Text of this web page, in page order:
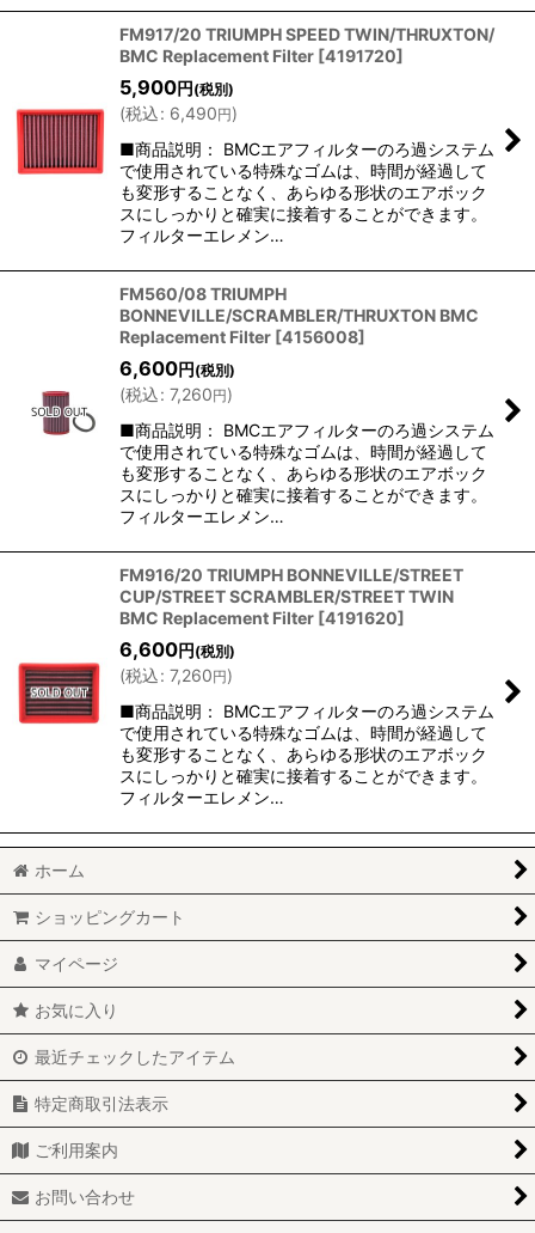
FM917/20 TRIUMPH SPEED TWIN/THRUXTON/
BMC Replacement Filter [4191720]
5,900円 (税別)
(税込: 6,490円)
■商品説明： BMCエアフィルターのろ過システム
で使用されている特殊なゴムは、時間が経過して
も変形することなく、あらゆる形状のエアボック
スにしっかりと確実に接着することができます。
フィルターエレメン…
FM560/08 TRIUMPH
BONNEVILLE/SCRAMBLER/THRUXTON BMC
Replacement Filter [4156008]
6,600円 (税別)
(税込: 7,260円)
■商品説明： BMCエアフィルターのろ過システム
で使用されている特殊なゴムは、時間が経過して
も変形することなく、あらゆる形状のエアボック
スにしっかりと確実に接着することができます。
フィルターエレメン…
FM916/20 TRIUMPH BONNEVILLE/STREET
CUP/STREET SCRAMBLER/STREET TWIN
BMC Replacement Filter [4191620]
6,600円 (税別)
(税込: 7,260円)
■商品説明： BMCエアフィルターのろ過システム
で使用されている特殊なゴムは、時間が経過して
も変形することなく、あらゆる形状のエアボック
スにしっかりと確実に接着することができます。
フィルターエレメン…
ホーム
ショッピングカート
マイページ
お気に入り
最近チェックしたアイテム
特定商取引法表示
ご利用案内
お問い合わせ